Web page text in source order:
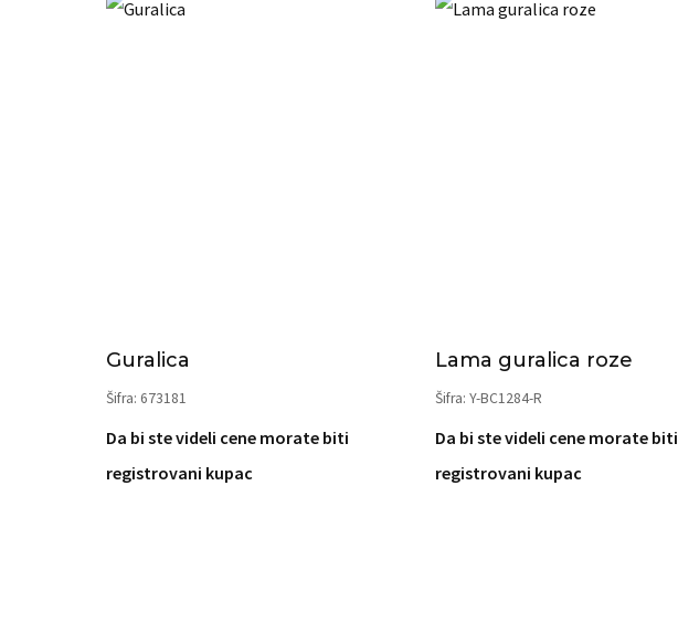
Guralica
Šifra: 673181
Da bi ste videli cene morate biti
registrovani kupac
Lama guralica roze
Šifra: Y-BC1284-R
Da bi ste videli cene morate biti
registrovani kupac